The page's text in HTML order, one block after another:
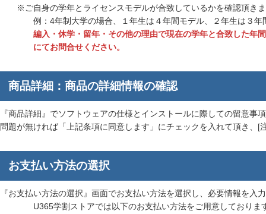
※ご自身の学年とライセンスモデルが合致しているかを確認頂き
例：4年制大学の場合、１年生は４年間モデル、２年生は３年間
編入・休学・留年・その他の理由で現在の学年と合致した年
にてお問合せください。
商品詳細：商品の詳細情報の確認
『商品詳細』でソフトウェアの仕様とインストールに際しての留意事
問題が無ければ「上記条項に同意します」にチェックを入れて頂き
お支払い方法の選択
『お支払い方法の選択』画面でお支払い方法を選択し、必要情報を
U365学割ストアでは以下のお支払い方法をご用意しておりま